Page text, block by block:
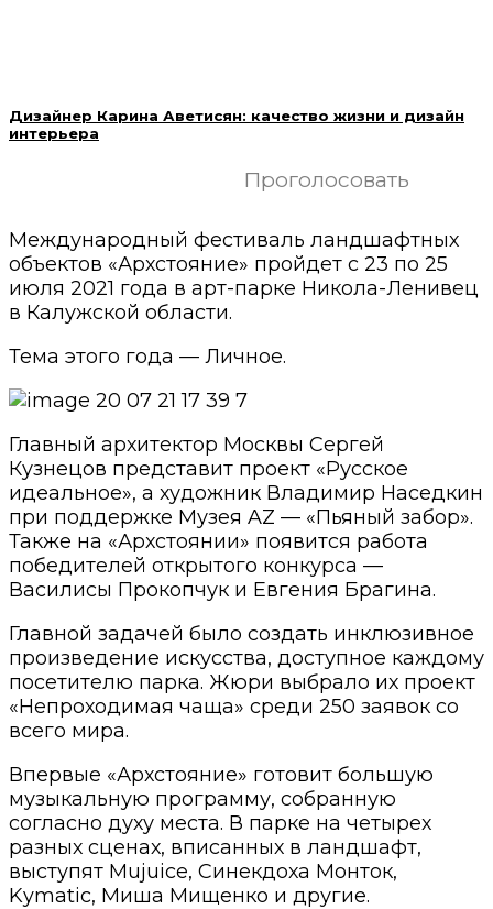
Дизайнер Карина Аветисян: качество жизни и дизайн
интерьера
Проголосовать
Международный фестиваль ландшафтных
объектов «Архстояние» пройдет с 23 по 25
июля 2021 года в арт-парке Никола-Ленивец
в Калужской области.
Тема этого года — Личное.
Главный архитектор Москвы Сергей
Кузнецов представит проект «Русское
идеальное», а художник Владимир Наседкин
при поддержке Музея AZ — «Пьяный забор».
Также на «Архстоянии» появится работа
победителей открытого конкурса —
Василисы Прокопчук и Евгения Брагина.
Главной задачей было создать инклюзивное
произведение искусства, доступное каждому
посетителю парка. Жюри выбрало их проект
«Непроходимая чаща» среди 250 заявок со
всего мира.
Впервые «Архстояние» готовит большую
музыкальную программу, собранную
согласно духу места. В парке на четырех
разных сценах, вписанных в ландшафт,
выступят Mujuice, Синекдоха Монток,
Kymatic, Миша Мищенко и другие.